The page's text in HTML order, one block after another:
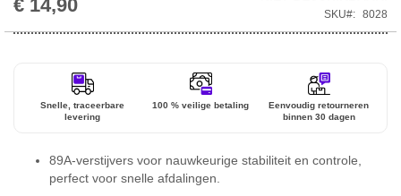
€ 14,90 SKU 8028
Snelle, traceerbare
levering
100 % veilige betaling
Eenvoudig retourneren
binnen 30 dagen
89A-verstijvers voor nauwkeurige stabiliteit en controle,
perfect voor snelle afdalingen.